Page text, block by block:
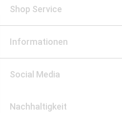
Shop Service
Informationen
Social Media
Nachhaltigkeit